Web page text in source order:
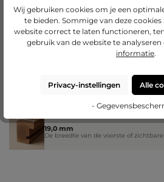
26,0 mm
Dikte of diepte van de lijst - Zoveel
5,5 mm
Hoe ver de lijst het glas aan de rand
19,0 mm
De breedte van de voorste of
Wij gebruiken cookies om je een
te bieden. Sommige van deze
website correct te laten functioneren,
gebruik van de website te analyseren
informatie.
Privacy-instellingen Alle
-